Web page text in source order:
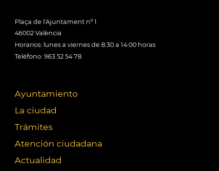
Plaça de l'Ajuntament nº 1
46002 València
Horarios: lunes a viernes de 8:30 a 14:00 horas
Teléfono: 963 52 54 78
Ayuntamiento
La ciudad
Trámites
Atención ciudadana
Actualidad